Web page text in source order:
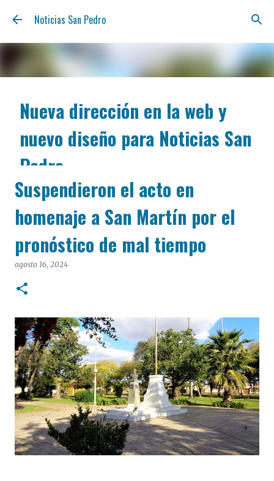
Ir al contenido principal
Noticias San Pedro
Nueva dirección en la web y
nuevo diseño para Noticias San
Pedro
agosto 06, 2026
Nos renovamos para estar más cerca tuyo y ofrecerte
la información de San Pedro con la claridad y la
inmediatez de siempre. A partir de hoy, podés
encontrarnos en nuestra nueva dirección web:
notisanpedro.com.ar . Acompañamos esta mudanza
Desarrollamos una interfaz más ágil, moderna e
cualquier dispositivo, facilitar el acceso a las noticias
locales y potenciar la interacción de los lectores con
nuestros contenidos.
Suspendieron el acto en
homenaje a San Martín por el
pronóstico de mal tiempo
agosto 16, 2024